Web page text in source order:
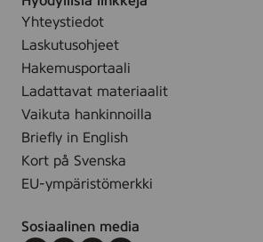
Yhteystiedot
Laskutusohjeet
Hakemusportaali
Ladattavat materiaalit
Vaikuta hankinnoilla
Briefly in English
Kort på Svenska
EU-ympäristömerkki
Sosiaalinen media